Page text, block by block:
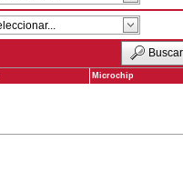
Buscar
Microchip